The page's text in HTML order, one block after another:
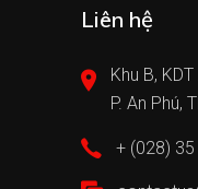
Liên hệ
Khu B,
P. An Phú,
+ (028)